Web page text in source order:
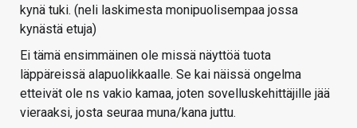
kynä tuki. (neli laskimesta monipuolisempaa jossa
kynästä etuja)
Ei tämä ensimmäinen ole missä näyttöä tuota
läppäreissä alapuolikkaalle. Se kai näissä ongelma
etteivät ole ns vakio kamaa, joten sovelluskehittäjille jää
vieraaksi, josta seuraa muna/kana juttu.